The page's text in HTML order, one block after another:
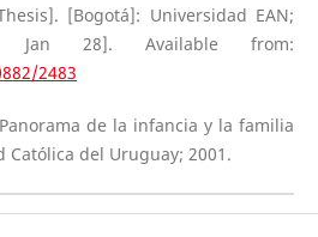
[Bogotá]: Universidad EAN;
Jan 28]. Available from:
2483
de la infancia y la familia
del Uruguay; 2001.